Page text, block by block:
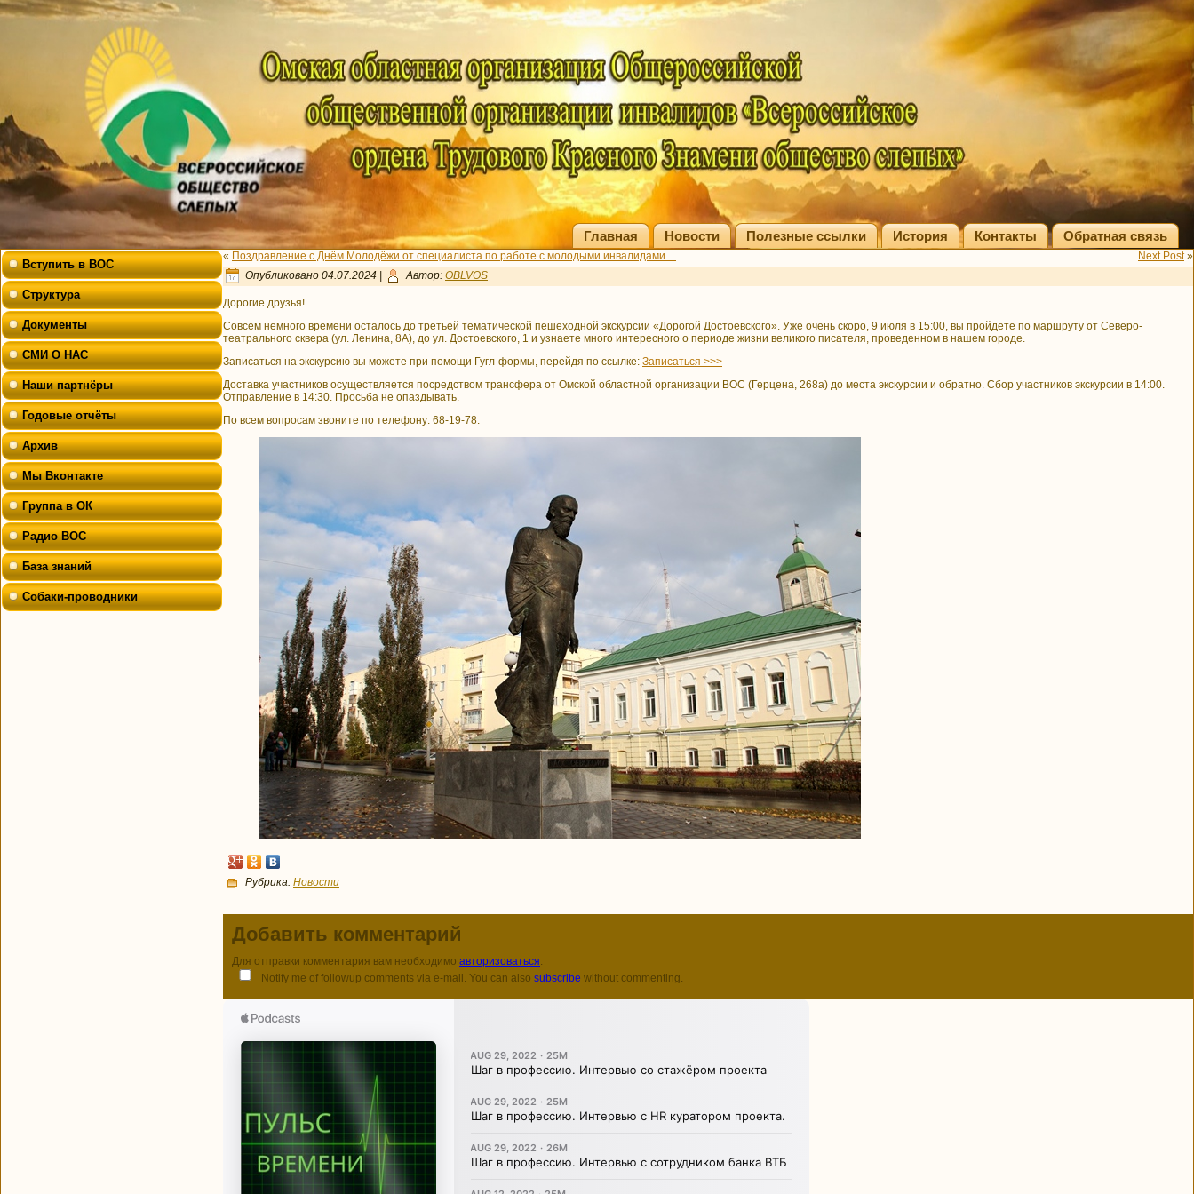
Главная Новости Полезные ссылки История Контакты Обратная связь
Вступить в ВОС
Структура
Документы
СМИ О НАС
Наши партнёры
Годовые отчёты
Архив
Мы Вконтакте
Группа в ОК
Радио ВОС
База знаний
Собаки-проводники
« Поздравление с Днём Молодёжи от специалиста по работе с молодыми инвалидами… Next Post»
Опубликовано 04.07.2024 Автор: OBLVOS
Дорогие друзья!
Совсем немного времени осталось до третьей тематической пешеходной экскурсии «Дорогой Достоевского». Уже очень скоро, 9 июля в 15:00, вы пройдете по маршруту от Северо-
театрального сквера (ул. Ленина, 8А), до ул. Достоевского, 1 и узнаете много интересного о периоде жизни великого писателя, проведенном в нашем городе.
Записаться на экскурсию вы можете при помощи Гугл-формы, перейдя по ссылке: Записаться >>>
Доставка участников осуществляется посредством трансфера от Омской областной организации ВОС (Герцена, 268а) до места экскурсии и обратно. Сбор участников экскурсии в 14:00.
Отправление в 14:30. Просьба не опаздывать.
По всем вопросам звоните по телефону: 68-19-78.
Рубрика: Новости
Добавить комментарий
Для отправки комментария вам необходимо авторизоваться.
Notify me of followup comments via e-mail. You can also subscribe without commenting.